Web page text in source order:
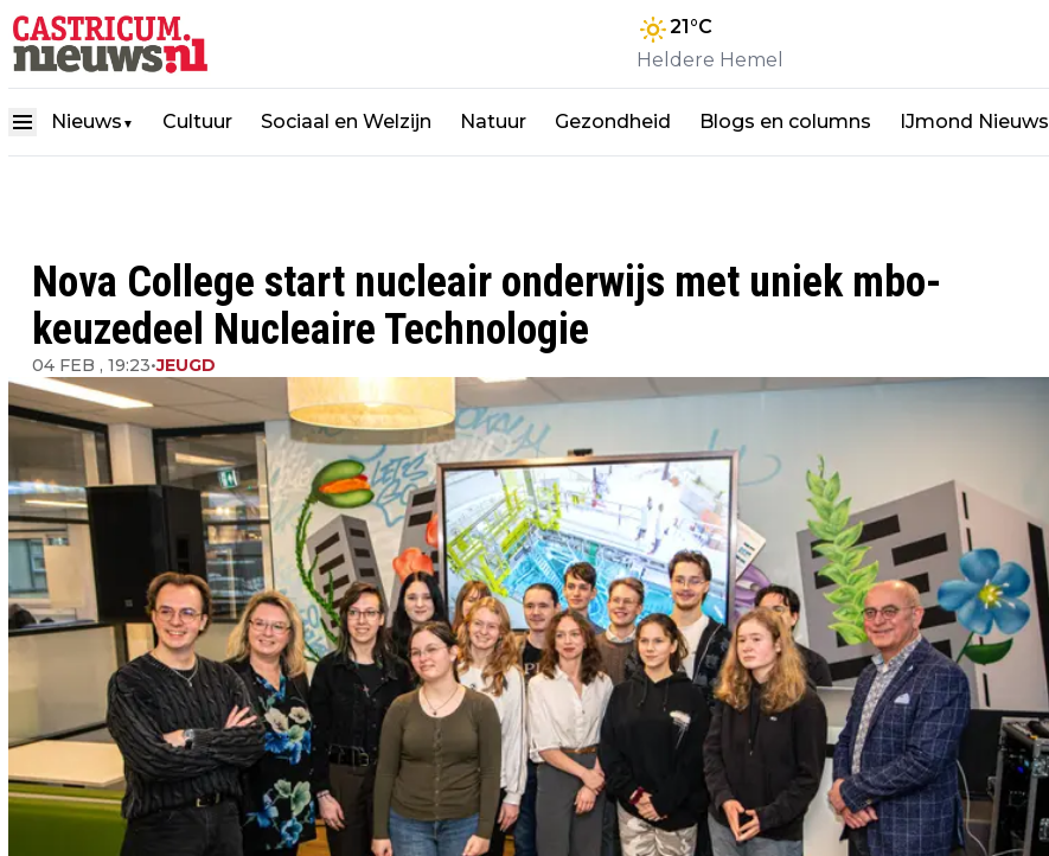
21°C
Heldere Hemel
Nieuws ▼ Cultuur Sociaal en Welzijn Natuur Gezondheid Blogs en columns IJmond Nieuws
Nova College start nucleair onderwijs met uniek mbo-
keuzedeel Nucleaire Technologie
04 FEB , 19:23•JEUGD